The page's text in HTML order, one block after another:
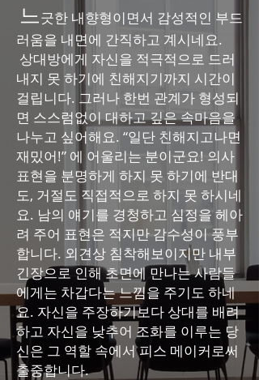
느긋한 내향형이면서 감성적인 부드
러움을 내면에 간직하고 계시네요.
상대방에게 자신을 적극적으로 드러
내지 못 하기에 친해지기까지 시간이
걸립니다. 그러나 한번 관계가 형성되
면 스스럼없이 대하고 깊은 속마음을
나누고 싶어해요. “일단 친해지고나면
재밌어!” 에 어울리는 분이군요! 의사
표현을 분명하게 하지 못 하기에 반대
도, 거절도 직접적으로 하지 못 하시네
요. 남의 얘기를 경청하고 심정을 헤아
려 주어 표현은 적지만 감수성이 풍부
합니다. 외견상 침착해보이지만 내부
긴장으로 인해 초면에 만나는 사람들
에게는 차갑다는 느낌을 주기도 하네
요. 자신을 주장하기보다 상대를 배려
하고 자신을 낮추어 조화를 이루는 당
신은 그 역할 속에서 피스 메이커로써
출중합니다.